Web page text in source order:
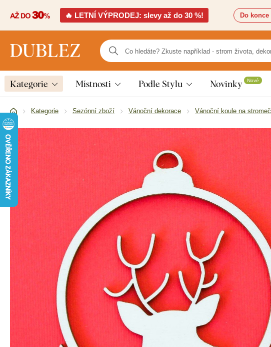
🔥 LETNÍ VÝPRODEJ: slevy až do 30 %! Do konce
Kategorie Místnosti Podle Stylu Novinky Nové
Kategorie Sezónní zboží Vánoční dekorace Vánoční koule na